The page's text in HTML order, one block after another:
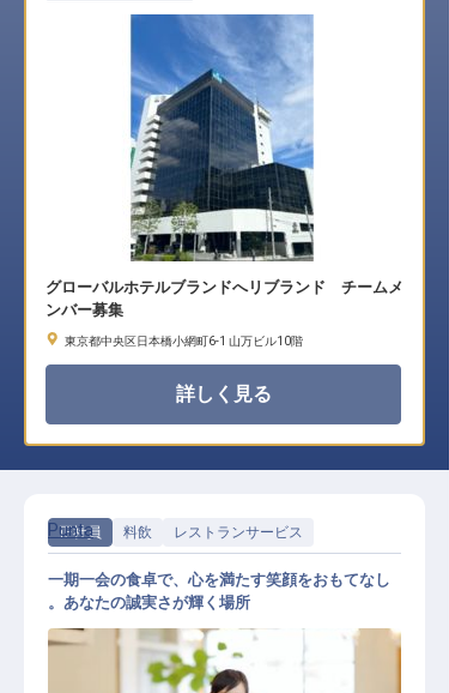
グローバルホテルブランドへリブランド チームメ
ンバー募集
東京都中央区日本橋小網町6-1 山万ビル10階
詳しく見る
正社員 料飲 レストランサービス
Punta
一期一会の食卓で、心を満たす笑顔をおもてなし
。あなたの誠実さが輝く場所